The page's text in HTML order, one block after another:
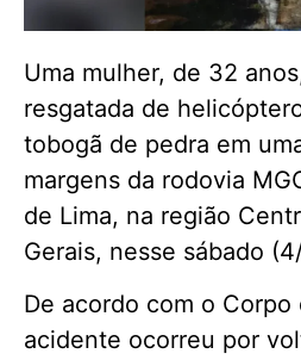
Uma mulher, de 32
resgatada de
tobogã de pedra em
margens da rodovia
de Lima, na região
Gerais, nesse sábado
De acordo com o Corpo
acidente ocorreu por